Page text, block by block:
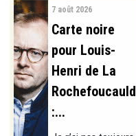
7 août 2026
Carte noire
pour Louis-
Henri de La
Rochefoucauld
:...